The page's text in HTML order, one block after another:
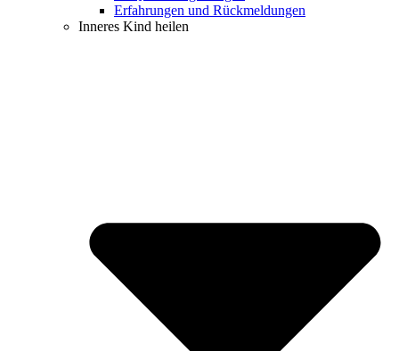
Erfahrungen und Rückmeldungen
Inneres Kind heilen